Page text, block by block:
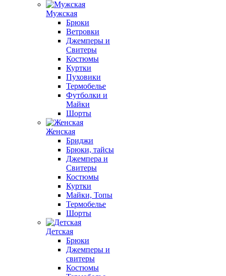
Мужская
Брюки
Ветровки
Джемперы и
Свитеры
Костюмы
Куртки
Пуховики
Термобелье
Футболки и
Майки
Шорты
Женская
Бриджи
Брюки, тайсы
Джемпера и
Свитеры
Костюмы
Куртки
Майки, Топы
Термобелье
Шорты
Детская
Брюки
Джемперы и
свитеры
Костюмы